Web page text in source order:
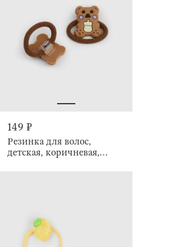
149 ₽
Резинка для волос,
детская, коричневая,